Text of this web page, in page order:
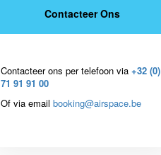
Contacteer Ons
Contacteer ons per telefoon via +32 (0)
71 91 91 00
Of via email booking@airspace.be